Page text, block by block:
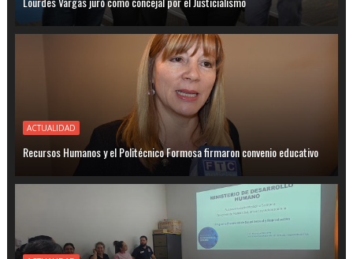
ACTUALIDAD
Recursos Humanos y el Politécnico Formosa firmaron convenio educativo